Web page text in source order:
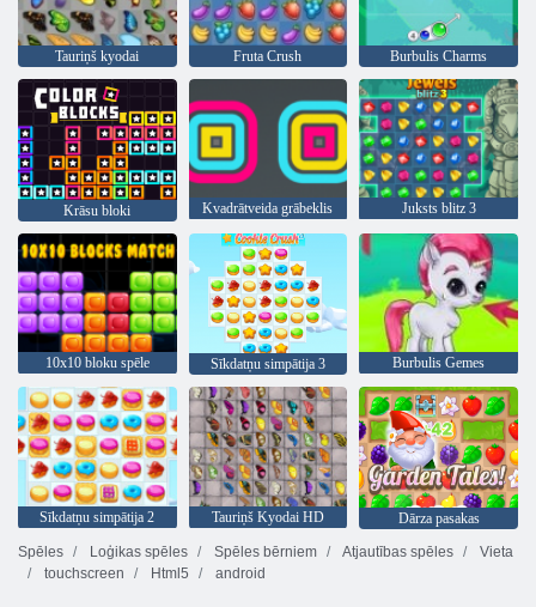
Tauriņš kyodai Fruta Crush Burbulis Charms
Krāsu bloki Kvadrātveida grābeklis Juksts blitz 3
10x10 bloku spēle Sīkdatņu simpātija 3 Burbulis Gemes
Sīkdatņu simpātija 2 Tauriņš Kyodai HD
Dārza pasakas
Spēles
Loģikas spēles Spēles bērniem Atjautības spēles
Vieta
touchscreen
Html5 android